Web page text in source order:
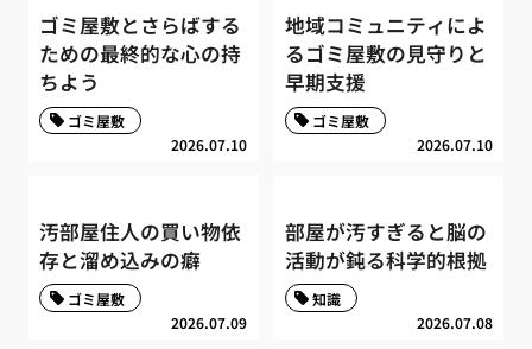
ゴミ屋敷とさらばする
ための最終的な心の持
ちよう
2026.07.10
ゴミ屋敷
地域コミュニティによ
るゴミ屋敷の見守りと
早期支援
2026.07.10
ゴミ屋敷
汚部屋住人の買い物依
存と溜め込みの癖
2026.07.09
ゴミ屋敷
部屋が汚すぎると脳の
活動が鈍る科学的根拠
2026.07.08
知識